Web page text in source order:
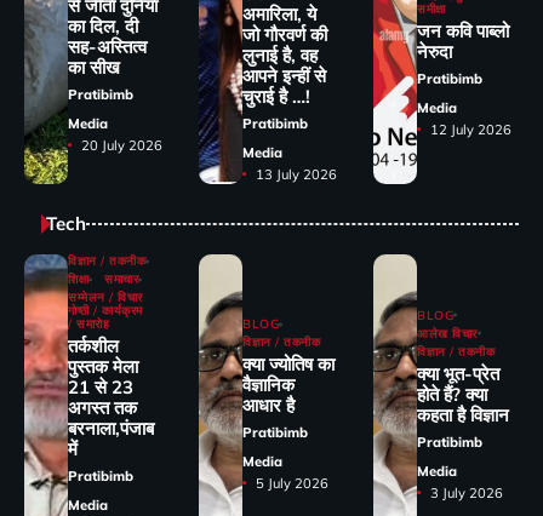
से जीता दुनिया
का दिल, दी
सह-अस्तित्व
का सीख
Pratibimb
Media
20 July 2026
अमारिला, ये
जो गौरवर्ण की
लुनाई है, वह
आपने इन्हीं से
चुराई है …!
Pratibimb
Media
13 July 2026
समीक्षा
जन कवि पाब्लो
नेरुदा
Pratibimb
Media
12 July 2026
Tech
विज्ञान / तकनीक
शिक्षा
समाचार
सम्मेलन / विचार
गोष्ठी / कार्यक्रम
/ समारोह
तर्कशील
पुस्तक मेला
21 से 23
अगस्त तक
बरनाला,पंजाब
में
Pratibimb
Media
BLOG
विज्ञान / तकनीक
क्या ज्योतिष का
वैज्ञानिक
आधार है
Pratibimb
Media
5 July 2026
BLOG
आलेख विचार
विज्ञान / तकनीक
क्या भूत-प्रेत
होते हैं? क्या
कहता है विज्ञान
Pratibimb
Media
3 July 2026